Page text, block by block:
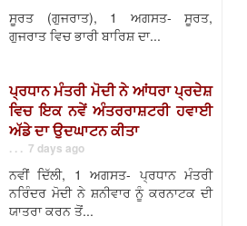
ਸੂਰਤ (ਗੁਜਰਾਤ), 1 ਅਗਸਤ- ਸੂਰਤ,
ਗੁਜਰਾਤ ਵਿਚ ਭਾਰੀ ਬਾਰਿਸ਼ ਦਾ...
ਪ੍ਰਧਾਨ ਮੰਤਰੀ ਮੋਦੀ ਨੇ ਆਂਧਰਾ ਪ੍ਰਦੇਸ਼
ਵਿਚ ਇਕ ਨਵੇਂ ਅੰਤਰਰਾਸ਼ਟਰੀ ਹਵਾਈ
ਅੱਡੇ ਦਾ ਉਦਘਾਟਨ ਕੀਤਾ
. . . 7 days ago
ਨਵੀਂ ਦਿੱਲੀ, 1 ਅਗਸਤ- ਪ੍ਰਧਾਨ ਮੰਤਰੀ
ਨਰਿੰਦਰ ਮੋਦੀ ਨੇ ਸ਼ਨੀਵਾਰ ਨੂੰ ਕਰਨਾਟਕ ਦੀ
ਯਾਤਰਾ ਕਰਨ ਤੋਂ...